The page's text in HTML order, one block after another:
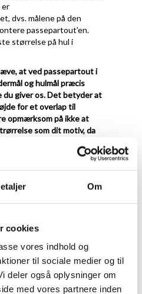
Om
cookies
vores indhold og
til sociale medier og til
deler også oplysninger om
med vores partnere inden
er
dvs. målene på den
passepartout'en.
størrelse på hul i
at ved passepartout i
og hulmål præcis
giver os. Det betyder at
for et overlap til
opmærksom på ikke at
som dit motiv, da
hvert led, så du har 5 mm
er det meste
et passepartout med
præcis hvor du